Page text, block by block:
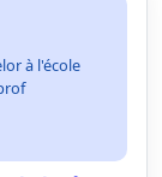
à l'école